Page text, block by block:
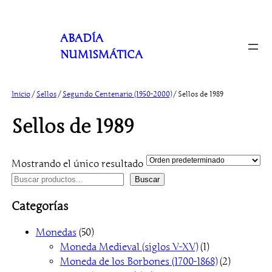
ABADÍA
NUMISMÁTICA
Inicio/ Sellos/ Segundo Centenario (1950-2000)/ Sellos de 1989
Sellos de 1989
Mostrando el único resultado
B
s
Buscar
Categorías
Monedas 505
0
p
Moneda Medieval (siglos V-XV) 11
p
Moneda de los Borbones (1700-1868) 22